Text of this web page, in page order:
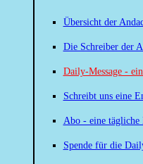
Übersicht der
Die Schreiber der
Daily-Message -
Schreibt uns eine
Abo - eine tägliche
Spende für die